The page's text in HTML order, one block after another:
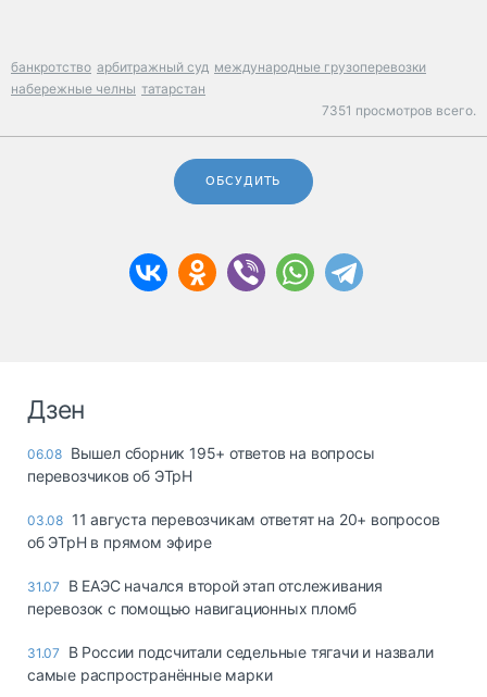
банкротство арбитражный суд международные грузоперевозки
набережные челны татарстан
7351 просмотров всего.
ОБСУДИТЬ
Дзен
06.08 Вышел сборник 195+ ответов на вопросы
перевозчиков об ЭТрН
03.08 11 августа перевозчикам ответят на 20+ вопросов
об ЭТрН в прямом эфире
31.07
В ЕАЭС начался второй этап отслеживания
перевозок с помощью навигационных пломб
31.07
В России подсчитали седельные тягачи и назвали
самые распространённые марки